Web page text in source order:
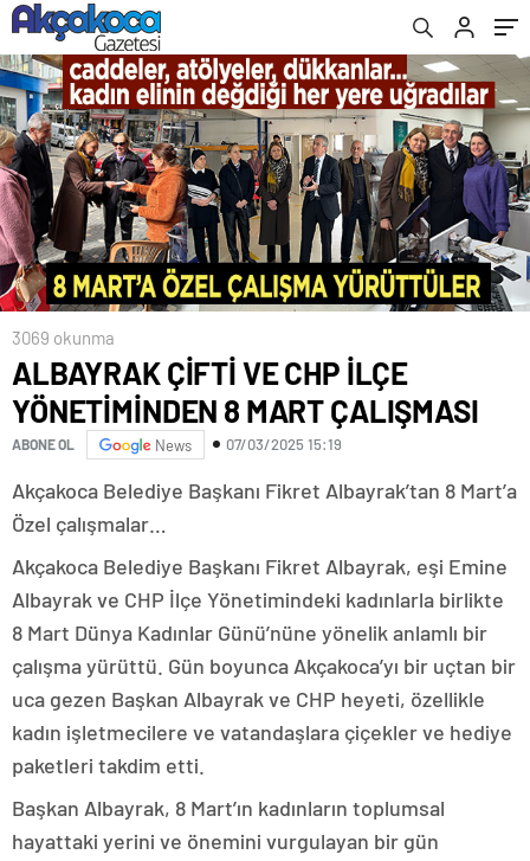
3069 okunma
ALBAYRAK ÇİFTİ VE CHP İLÇE
YÖNETİMİNDEN 8 MART ÇALIŞMASI
ABONE OL News 07/03/2025 15:19
Akçakoca Belediye Başkanı Fikret Albayrak’tan 8 Mart’a
Özel çalışmalar…
Akçakoca Belediye Başkanı Fikret Albayrak, eşi Emine
Albayrak ve CHP İlçe Yönetimindeki kadınlarla birlikte
8 Mart Dünya Kadınlar Günü’nüne yönelik anlamlı bir
çalışma yürüttü. Gün boyunca Akçakoca’yı bir uçtan bir
uca gezen Başkan Albayrak ve CHP heyeti, özellikle
kadın işletmecilere ve vatandaşlara çiçekler ve hediye
paketleri takdim etti.
Başkan Albayrak, 8 Mart’ın kadınların toplumsal
hayattaki yerini ve önemini vurgulayan bir gün